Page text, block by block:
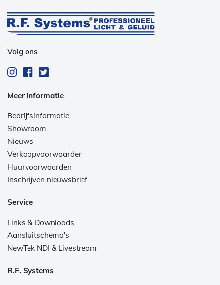
Volg ons
Meer informatie
Bedrijfsinformatie
Showroom
Nieuws
Verkoopvoorwaarden
Huurvoorwaarden
Inschrijven nieuwsbrief
Service
Links & Downloads
Aansluitschema's
NewTek NDI & Livestream
R.F. Systems